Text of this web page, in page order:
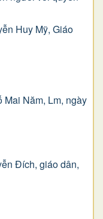
Huy Mỹ, Giáo
Năm, Lm, ngày
Ðích, giáo dân,